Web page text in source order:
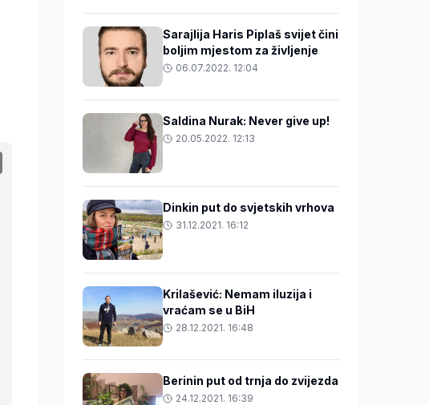
Sarajlija Haris Piplaš svijet čini
boljim mjestom za življenje
06.07.2022. 12:04
Saldina Nurak: Never give up!
20.05.2022. 12:13
Dinkin put do svjetskih vrhova
31.12.2021. 16:12
Krilašević: Nemam iluzija i
vraćam se u BiH
28.12.2021. 16:48
Berinin put od trnja do zvijezda
24.12.2021. 16:39